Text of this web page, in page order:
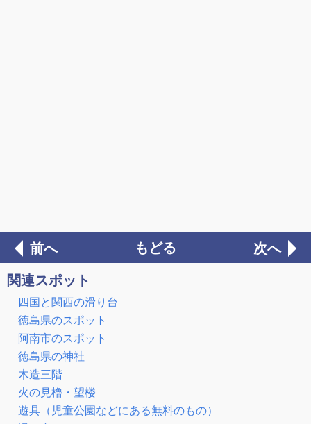
前へ もどる 次へ
関連スポット
四国と関西の滑り台
徳島県のスポット
阿南市のスポット
徳島県の神社
木造三階
火の見櫓・望楼
遊具（児童公園などにある無料のもの）